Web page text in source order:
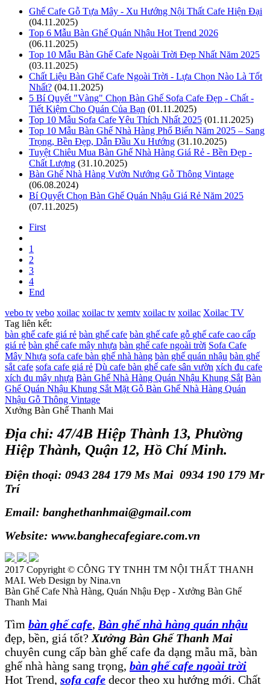
Ghế Cafe Gỗ Tựa Mây - Xu Hướng Nội Thất Cafe Hiện Đại
(04.11.2025)
Top 6 Mẫu Bàn Ghế Quán Nhậu Hot Trend 2026
(06.11.2025)
Top 10 Mẫu Bàn Ghế Cafe Ngoài Trời Đẹp Nhất Năm 2025
(03.11.2025)
Chất Liệu Bàn Ghế Cafe Ngoài Trời - Lựa Chọn Nào Là Tốt
Nhất? (04.11.2025)
5 Bí Quyết "Vàng" Chọn Bàn Ghế Sofa Cafe Đẹp - Chất -
Tiết Kiệm Cho Quán Của Bạn (01.11.2025)
Top 10 Mẫu Sofa Cafe Yêu Thích Nhất 2025 (01.11.2025)
Top 10 Mẫu Bàn Ghế Nhà Hàng Phổ Biến Năm 2025 – Sang
Trọng, Bền Đẹp, Dẫn Đầu Xu Hướng (31.10.2025)
Tuyệt Chiêu Mua Bàn Ghế Nhà Hàng Giá Rẻ - Bền Đẹp -
Chất Lượng (31.10.2025)
Bàn Ghế Nhà Hàng Vườn Nướng Gỗ Thông Vintage
(06.08.2024)
Bí Quyết Chọn Bàn Ghế Quán Nhậu Giá Rẻ Năm 2025
(07.11.2025)
First
1
2
3
4
End
vebo tv vebo xoilac xoilac tv xemtv xoilac tv xoilac Xoilac TV
Tag liên kết:
bàn ghế cafe giá rẻ bàn ghế cafe bàn ghế cafe gỗ ghế cafe cao cấp
giá rẻ bàn ghế cafe mây nhựa bàn ghế cafe ngoài trời Sofa Cafe
Mây Nhựa sofa cafe bàn ghế nhà hàng bàn ghế quán nhậu bàn ghế
sắt cafe sofa cafe giá rẻ Dù cafe bàn ghế cafe sân vườn xích đu cafe
xích đu mây nhựa Bàn Ghế Nhà Hàng Quán Nhậu Khung Sắt Bàn
Ghế Quán Nhậu Khung Sắt Mặt Gỗ Bàn Ghế Nhà Hàng Quán
Nhậu Gỗ Thông Vintage
Xưởng Bàn Ghế Thanh Mai
Địa chỉ: 47/4B Hiệp Thành 13, Phường
Hiệp Thành, Quận 12, Hồ Chí Minh.
Điện thoại: 0943 284 179 Ms Mai 0934 190 179 Mr
Trí
Email: banghethanhmai@gmail.com
Website: www.banghecafegiare.com.vn
2017 Copyright © CÔNG TY TNHH TM NỘI THẤT THANH
MAI. Web Design by Nina.vn
Bàn Ghế Cafe Nhà Hàng, Quán Nhậu Đẹp - Xưởng Bàn Ghế
Thanh Mai
Tìm bàn ghế cafe, Bàn ghế nhà hàng quán nhậu
đẹp, bền, giá tốt? Xưởng Bàn Ghế Thanh Mai
chuyên cung cấp bàn ghế cafe đa dạng mẫu mã, bàn
ghế nhà hàng sang trọng, bàn ghế cafe ngoài trời
Hot Trend, sofa cafe decor theo xu hướng mới. Chất